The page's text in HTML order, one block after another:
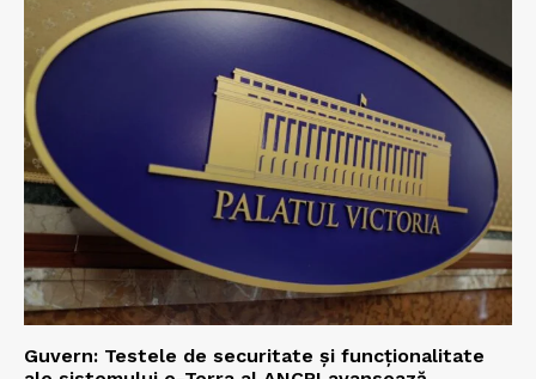
Guvern: Testele de securitate și funcționalitate